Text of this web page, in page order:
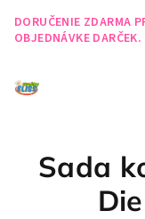
obsah
DORUČENIE ZDARMA
OBJEDNÁVKE DARČEK.
Sada